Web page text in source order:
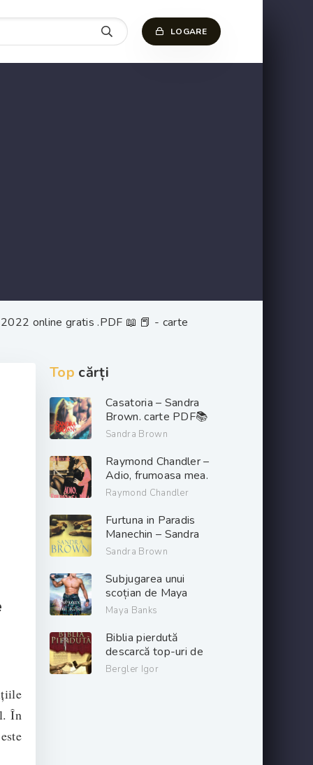
LOGARE
online gratis .PDF 📖 📕 - carte
În
Top cărți
Casatoria – Sandra
Brown. carte PDF📚
Sandra Brown
Raymond Chandler –
Adio, frumoasa mea.
PDF📚
Raymond Chandler
Furtuna in Paradis
Manechin – Sandra
Brown. PDF📚
Sandra Brown
Subjugarea unui
scoțian de Maya
Banks descarcă carți
gratis .pdf 📖
Maya Banks
Biblia pierdută
descarcă top-uri de
cărți online gratis
Bergler Igor